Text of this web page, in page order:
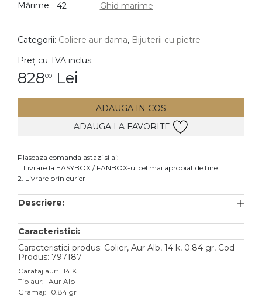
DIAMANTE Vezi toate
Cercei
Accesorii
Aur alb
Aur roz
Aur mixt
Mărime: 42 Ghid marime
Categorii: Coliere aur dama, Bijuterii cu pietre
Preț cu TVA inclus:
82800 Lei
ADAUGA IN COS
ADAUGA LA FAVORITE
Plaseaza comanda astazi si ai:
1. Livrare la EASYBOX / FANBOX-ul cel mai apropiat de tine
2. Livrare prin curier
Descriere:
Caracteristici:
Caracteristici produs: Colier, Aur Alb, 14 k, 0.84 gr, Cod
Produs: 797187
Carataj aur: 14 K
Tip aur: Aur Alb
Gramaj:
0.84 gr